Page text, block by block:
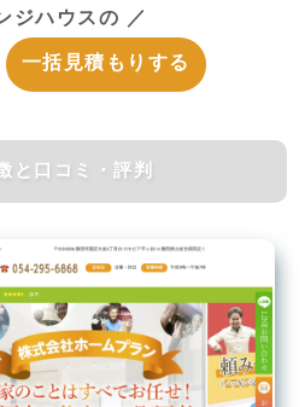
ジハウスの ／
一括見積もりする
徴と口コミ・評判